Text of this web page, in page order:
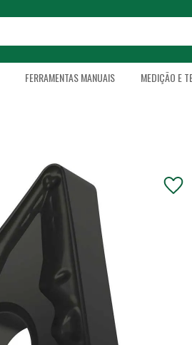
FERRAMENTAS MANUAIS MEDIÇÃO E